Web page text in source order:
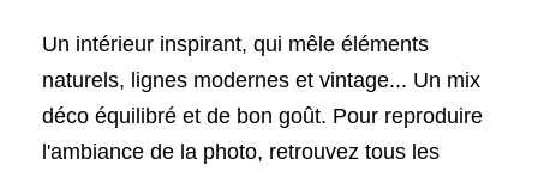
Un intérieur inspirant, qui mêle éléments
naturels, lignes modernes et vintage... Un mix
déco équilibré et de bon goût. Pour reproduire
l'ambiance de la photo, retrouvez tous les